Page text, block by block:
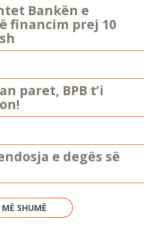
Bankën e
financim prej 10
paret, BPB t’i
e degës së
MË SHUMË